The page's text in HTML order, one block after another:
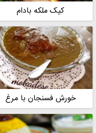
کیک ملکه بادام
خورش فسنجان با مرغ